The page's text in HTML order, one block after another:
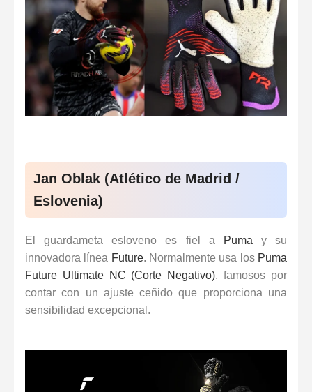
Jan Oblak (Atlético de Madrid /
Eslovenia)
El guardameta esloveno es fiel a Puma y su
innovadora línea Future. Normalmente usa los Puma
Future Ultimate NC (Corte Negativo), famosos por
contar con un ajuste ceñido que proporciona una
sensibilidad excepcional.